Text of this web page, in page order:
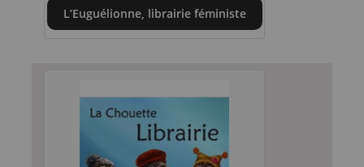
L’Euguélionne, librairie féministe